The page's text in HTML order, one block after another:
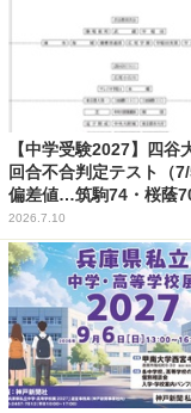
【中学受験2027】四谷
回合不合判定テスト（7/
偏差値…筑駒74・桜蔭
2026.7.10